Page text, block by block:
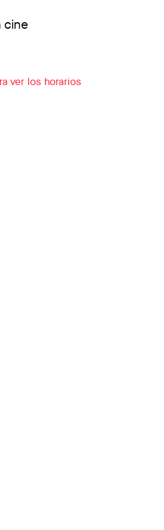
Cambiar cine
cine
ver los horarios